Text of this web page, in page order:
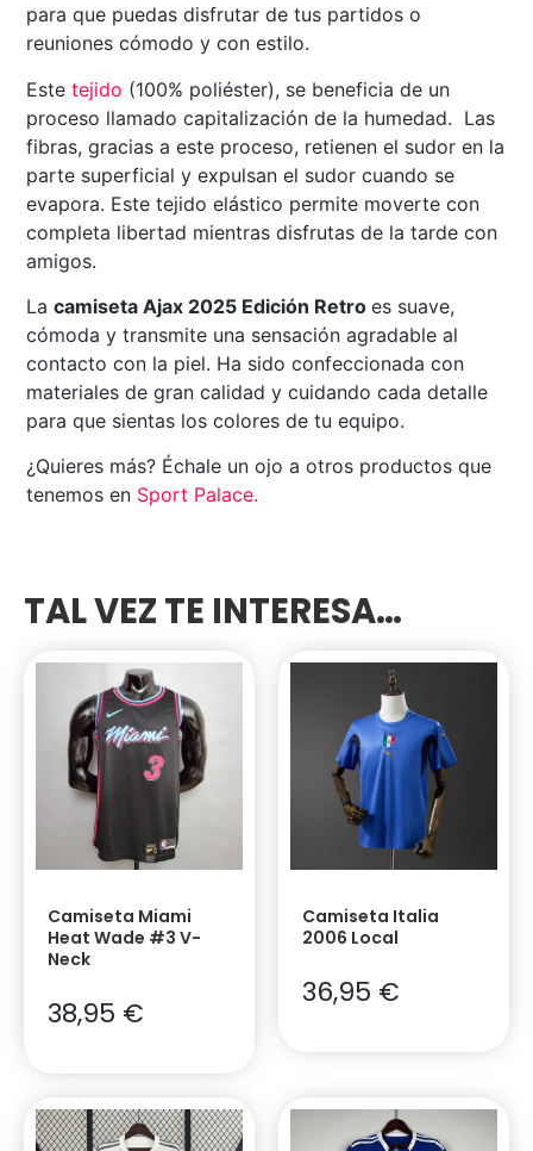
para que puedas disfrutar de tus partidos o
reuniones cómodo y con estilo.
Estetejido (100% poliéster), se beneficia de un
proceso llamado capitalización de la humedad. Las
fibras, gracias a este proceso, retienen el sudor en la
parte superficial y expulsan el sudor cuando se
evapora. Este tejido elástico permite moverte con
completa libertad mientras disfrutas de la tarde con
amigos.
Lacamiseta Ajax 2025 Edición Retro es suave,
cómoda y transmite una sensación agradable al
contacto con la piel. Ha sido confeccionada con
materiales de gran calidad y cuidando cada detalle
para que sientas los colores de tu equipo.
¿Quieres más? Échale un ojo a otros productos que
tenemos en Sport Palace.
TAL VEZ TE INTERESA…
Camiseta Miami
Heat Wade #3 V-
Neck
38,95 €
Camiseta Italia
2006 Local
36,95 €